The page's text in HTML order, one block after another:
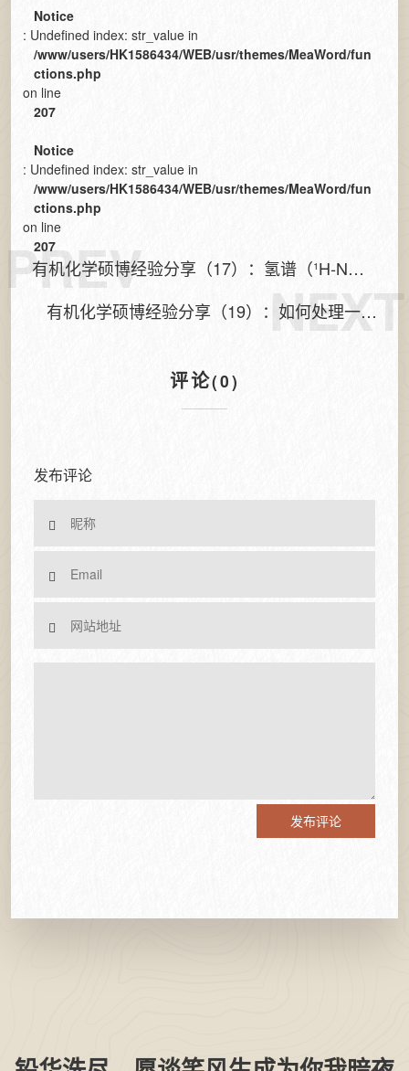
Notice
: Undefined index: str_value in
/www/users/HK1586434/WEB/usr/themes/MeaWord/fun
ctions.php
on line
207
Notice
: Undefined index: str_value in
/www/users/HK1586434/WEB/usr/themes/MeaWord/fun
ctions.php
on line
207
PREV
有机化学硕博经验分享（17）：氢谱（¹H-NM
R）峰的识别、化学位移与耦合常数NEXT
有机化学硕博经验分享（19）：如何处理一对
异构体的核磁数据？
评论(0)
发布评论
发布评论